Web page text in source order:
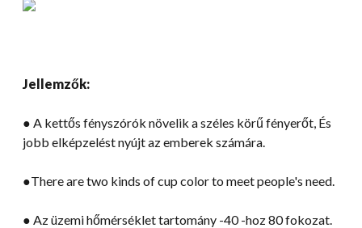
Jellemzők:
● A kettős fényszórók növelik a széles körű fényerőt, És
jobb elképzelést nyújt az emberek számára.
●There are two kinds of cup color to meet people's need
● Az üzemi hőmérséklet tartomány -40 -hoz 80 fokozat.